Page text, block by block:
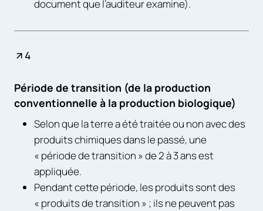
document que l’auditeur examine).
4
Période de transition (de la production
conventionnelle à la production biologique)
Selon que la terre a été traitée ou non avec des
produits chimiques dans le passé, une
« période de transition » de 2 à 3 ans est
appliquée.
Pendant cette période, les produits sont des
« produits de transition » ; ils ne peuvent pas